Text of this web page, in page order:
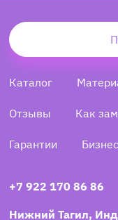
Каталог
Отзывы Как
Гарантии
+7 922 170 86 86
Нижний Тагил,